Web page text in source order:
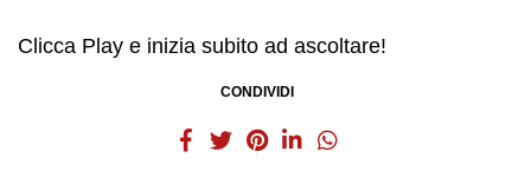
Clicca Play e inizia subito ad ascoltare!
CONDIVIDI